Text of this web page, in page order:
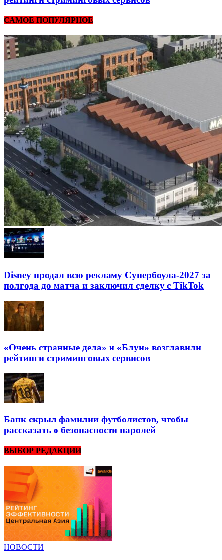
САМОЕ ПОПУЛЯРНОЕ
Disney продал всю рекламу Супербоула-2027 за
полгода до матча и заключил сделку с TikTok
«Очень странные дела» и «Блуи» возглавили
рейтинги стриминговых сервисов
Банк скрыл фамилии футболистов, чтобы
рассказать о безопасности паролей
ВЫБОР РЕДАКЦИИ
НОВОСТИ